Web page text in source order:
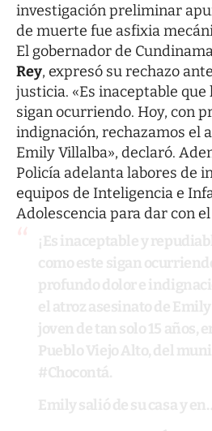
investigación preliminar
de muerte fue asfixia
El gobernador de
Rey, expresó su rechazo
justicia. «Es inaceptable que
sigan ocurriendo. Hoy, con
indignación, rechazamos el
Emily Villalba», declaró.
Policía adelanta labores de
equipos de Inteligencia e
Adolescencia para dar con